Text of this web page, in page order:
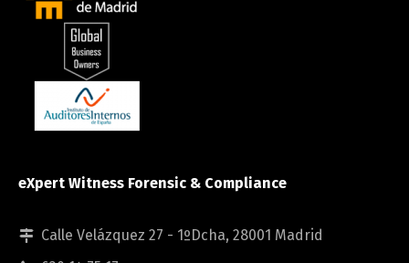
eXpert Witness Forensic & Compliance
Calle Velázquez 27 - 1ºDcha, 28001 Madrid